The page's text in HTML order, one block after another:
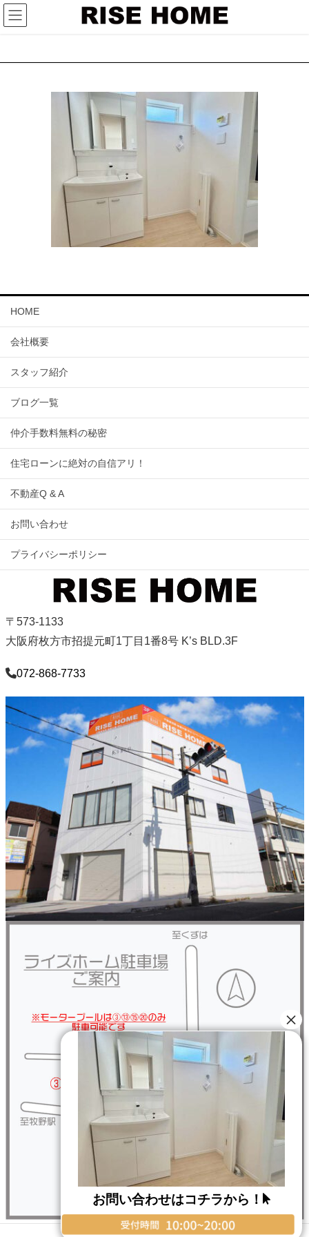
HOME
会社概要
スタッフ紹介
ブログ一覧
仲介手数料無料の秘密
住宅ローンに絶対の自信アリ！
不動産Q & A
お問い合わせ
プライバシーポリシー
〒573-1133
大阪府枚方市招提元町1丁目1番8号 K’s BLD.3F
072-868-7733
Copyright © RISE HOME All Rights Reserved.
お問い合わせはコチラから！